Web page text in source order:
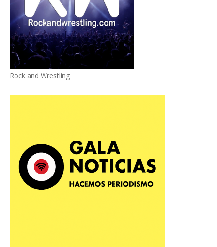
Rock and Wrestling